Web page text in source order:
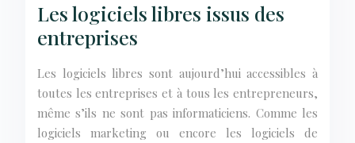
Les logiciels libres issus des
entreprises
Les logiciels libres sont aujourd’hui accessibles à
toutes les entreprises et à tous les entrepreneurs,
même s’ils ne sont pas informaticiens. Comme les
logiciels marketing ou encore les logiciels de